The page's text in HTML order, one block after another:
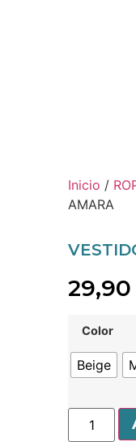
Inicio /
AMARA
29,90
Color
Beige